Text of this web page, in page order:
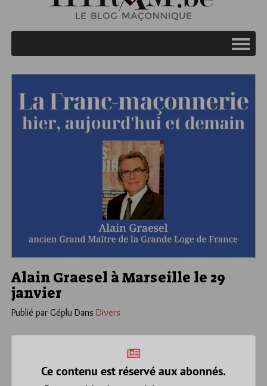
Alain Graesel à Marseille le 29
janvier
Publié par Géplu Dans Divers
Ce contenu est réservé aux abonnés.